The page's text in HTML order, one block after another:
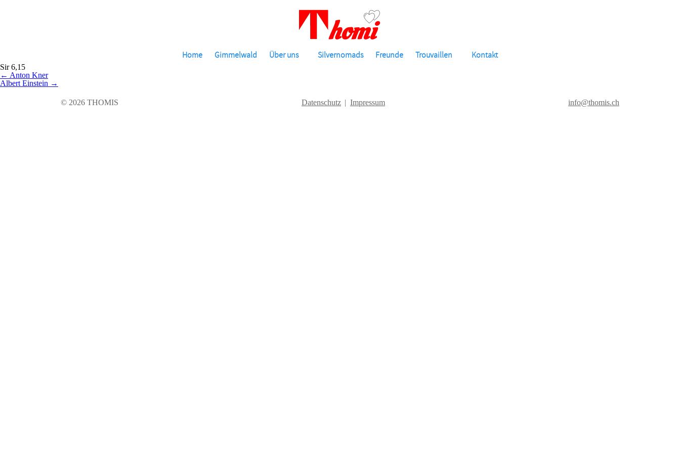
Home Gimmelwald Über uns Silvernomads Freunde Trouvaillen Kontakt
Sir 6,15
Beitragsnavigation
← Anton Kner
Albert Einstein →
© 2026 THOMIS Datenschutz Impressum info@thomis.ch